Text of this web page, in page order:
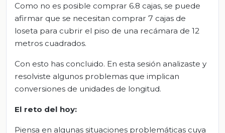
Como no es posible comprar 6.8 cajas, se puede
afirmar que se necesitan comprar 7 cajas de
loseta para cubrir el piso de una recámara de 12
metros cuadrados.
Con esto has concluido. En esta sesión analizaste y
resolviste algunos problemas que implican
conversiones de unidades de longitud.
El reto del hoy:
Piensa en algunas situaciones problemáticas cuya